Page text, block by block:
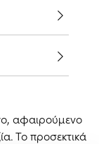
αφαιρούμενο
Το προσεκτικά